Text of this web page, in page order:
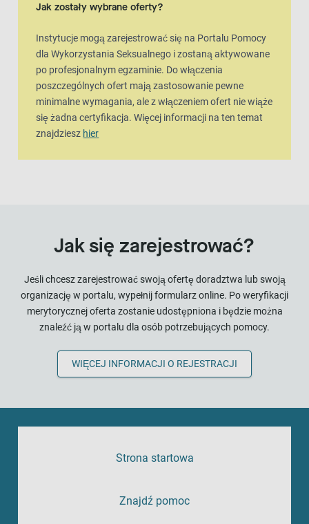
Jak zostały wybrane oferty?
Instytucje mogą zarejestrować się na Portalu Pomocy
dla Wykorzystania Seksualnego i zostaną aktywowane
po profesjonalnym egzaminie. Do włączenia
poszczególnych ofert mają zastosowanie pewne
minimalne wymagania, ale z włączeniem ofert nie wiąże
się żadna certyfikacja. Więcej informacji na ten temat
znajdziesz hier
Jak się zarejestrować?
Jeśli chcesz zarejestrować swoją ofertę doradztwa lub swoją
organizację w portalu, wypełnij formularz online. Po weryfikacji
merytorycznej oferta zostanie udostępniona i będzie można
znaleźć ją w portalu dla osób potrzebujących pomocy.
WIĘCEJ INFORMACJI O REJESTRACJI
Strona startowa
Znajdź pomoc